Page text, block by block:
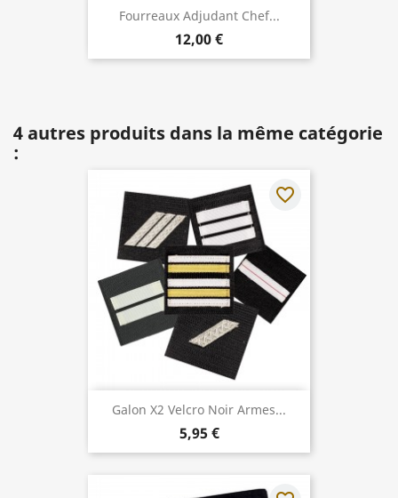
Fourreaux Adjudant Chef...
12,00 €
4 autres produits dans la même catégorie
:
Galon X2 Velcro Noir Armes...
5,95 €
favorite_border